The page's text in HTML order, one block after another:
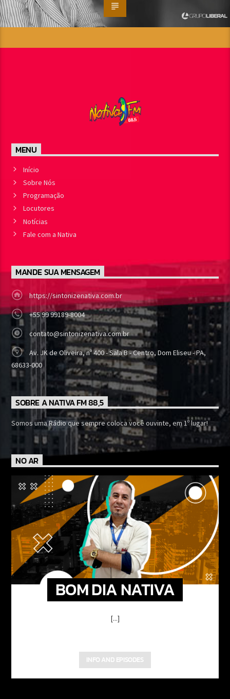
MENU
Início
Sobre Nós
Programação
Locutores
Notícias
Fale com a Nativa
MANDE SUA MENSAGEM
https://sintonizenativa.com.br
+55 99 99189-8004
contato@sintonizenativa.com.br
Av. JK de Oliveira, nº 400 - Sala B - Centro, Dom Eliseu - PA,
68633-000
SOBRE A NATIVA FM 88,5
Somos uma Rádio que sempre coloca você ouvinte, em 1º lugar!
NO AR
BOM DIA NATIVA
[...]
INFO AND EPISODES